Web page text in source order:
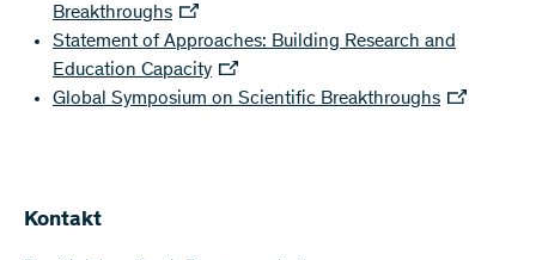
Breakthroughs
Statement of Approaches: Building Research and
Education Capacity
Global Symposium on Scientific Breakthroughs
Kontakt